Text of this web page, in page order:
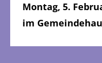
Montag, 5.
im